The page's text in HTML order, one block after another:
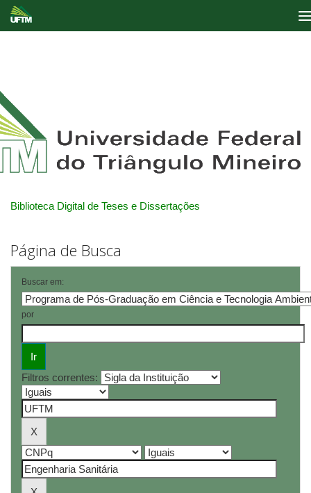
Biblioteca Digital de Teses e Dissertações
Página de Busca
Buscar em:
por
Filtros correntes: